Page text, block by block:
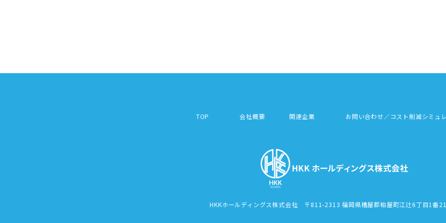
TOP 会社概要 関連企業 お問い合わせ／コスト削減シミュ
HKKホールディングス株式会社 〒811-2313 福岡県糟屋郡粕屋町江辻6丁目1番